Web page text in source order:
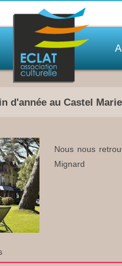
d'année au Castel
Nous nous
Mignard